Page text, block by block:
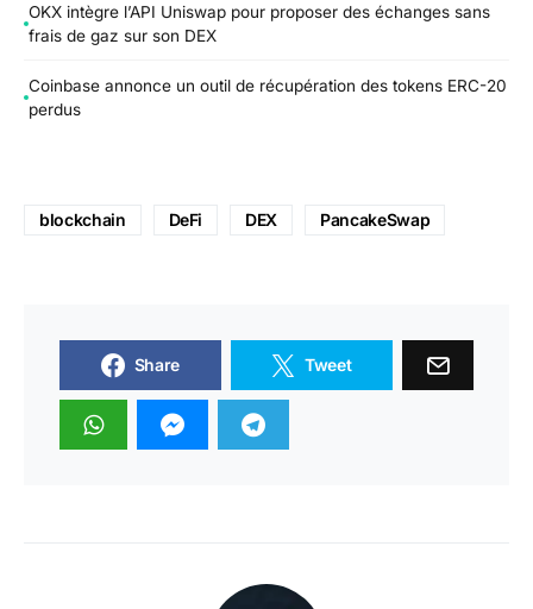
OKX intègre l’API Uniswap pour proposer des échanges sans
frais de gaz sur son DEX
Coinbase annonce un outil de récupération des tokens ERC-20
perdus
blockchain DeFi DEX PancakeSwap
Share Tweet